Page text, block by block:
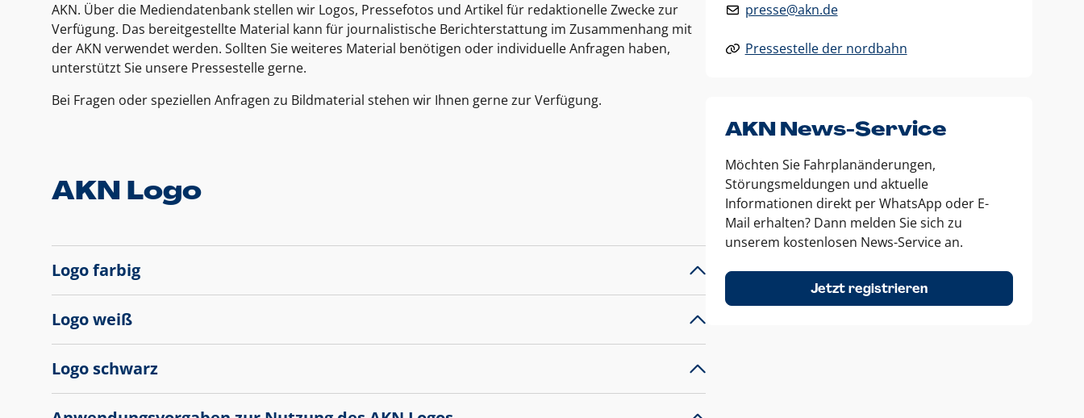
AKN. Über die Mediendatenbank stellen wir Logos, Pressefotos und Artikel für redaktionelle Zwecke zur
Verfügung. Das bereitgestellte Material kann für journalistische Berichterstattung im Zusammenhang mit
der AKN verwendet werden. Sollten Sie weiteres Material benötigen oder individuelle Anfragen haben,
unterstützt Sie unsere Pressestelle gerne.
Bei Fragen oder speziellen Anfragen zu Bildmaterial stehen wir Ihnen gerne zur Verfügung.
AKN Logo
Logo farbig
Logo weiß
Logo schwarz
presse@akn.de
Pressestelle der nordbahn
AKN News-Service
Möchten Sie Fahrplanänderungen,
Störungsmeldungen und aktuelle
Informationen direkt per WhatsApp oder E-
Mail erhalten? Dann melden Sie sich zu
unserem kostenlosen News-Service an.
Jetzt registrieren